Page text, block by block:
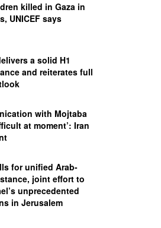
killed in Gaza in
UNICEF says
a solid H1
and reiterates full
with Mojtaba
at moment’: Iran
for unified Arab-
joint effort to
unprecedented
in Jerusalem